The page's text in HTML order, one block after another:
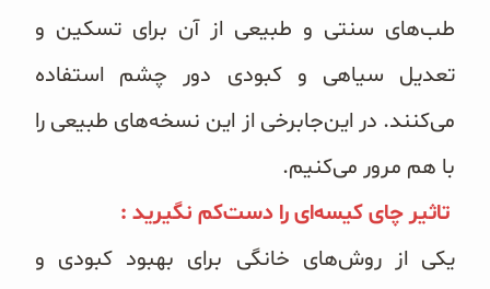
طب‌های سنتی و طبیعی از آن برای تسکین و
تعدیل سیاهی و کبودی دور چشم استفاده
می‌کنند. در این‌جابرخی از این نسخه‌های طبیعی را
با هم مرور می‌کنیم.
تاثیر چای کیسه‌ای را دست‌کم نگیرید :
یکی از روش‌های خانگی برای بهبود کبودی و